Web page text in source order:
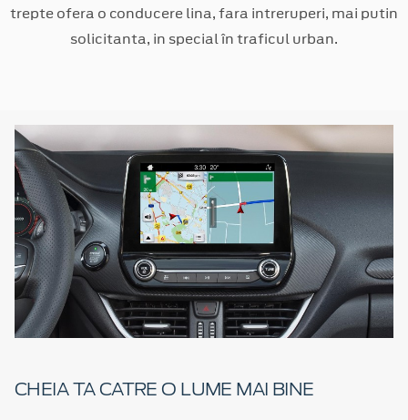
trepte ofera o conducere lina, fara intreruperi, mai putin
solicitanta, in special în traficul urban.
CHEIA TA CATRE O LUME MAI BINE